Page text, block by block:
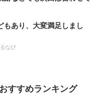
もあり、大変満足しまし
なび
すすめランキング